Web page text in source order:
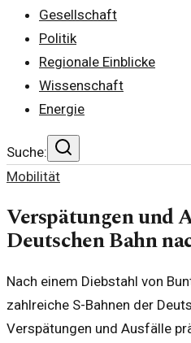
Gesellschaft
Politik
Regionale Einblicke
Wissenschaft
Energie
Suche:
Mobilität
Verspätungen und
Deutschen Bahn
Nach einem Diebstahl von
zahlreiche S-Bahnen der
Verspätungen und Ausfälle